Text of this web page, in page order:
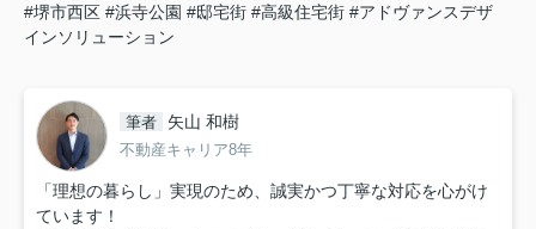
#堺市西区 #浜寺公園 #邸宅街 #高級住宅街 #アドヴァンスデザ
インソリューション
筆者 矢山 和樹
不動産キャリア8年
「理想の暮らし」実現のため、誠実かつ丁寧な対応を心がけ
ています！